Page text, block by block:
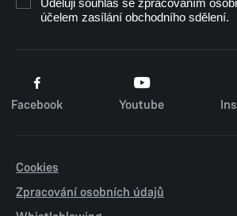
účelem zasílání obchodního sdělení.
Facebook Youtube
Cookies
Zpracování osobních údajů